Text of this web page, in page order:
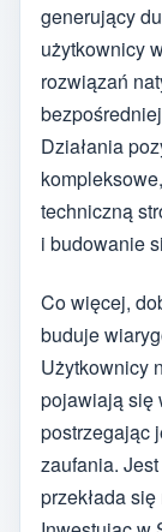
generujący
użytkownicy
rozwiązań
Działania
techniczną
i budowanie
Co więcej,
buduje
Użytkownicy
pojawiają się
postrzegając
zaufania.
przekłada